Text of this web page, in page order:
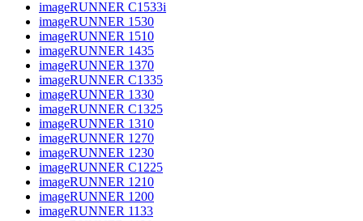
imageRUNNER C1533i
imageRUNNER 1530
imageRUNNER 1510
imageRUNNER 1435
imageRUNNER 1370
imageRUNNER C1335
imageRUNNER 1330
imageRUNNER C1325
imageRUNNER 1310
imageRUNNER 1270
imageRUNNER 1230
imageRUNNER C1225
imageRUNNER 1210
imageRUNNER 1200
imageRUNNER 1133